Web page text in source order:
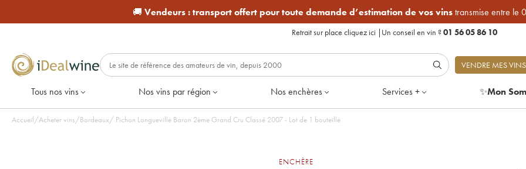
🚚 Vendeurs :transport offert pour toute demande d’estimation de vos vinstransmise entre le
Retrait sur place cliquez ici | Un conseil en vin ?01 56 05 86 10
VENDRE MES VINS
Tous nos vins Nos vins par région Nos enchères Services + ✨Mon
Accueil/Acheter vins/Bordeaux/ Pichon Longueville Baron 2ème Grand Cru Classé 2007 - Lot de 1 bouteille
ENCHÈRE